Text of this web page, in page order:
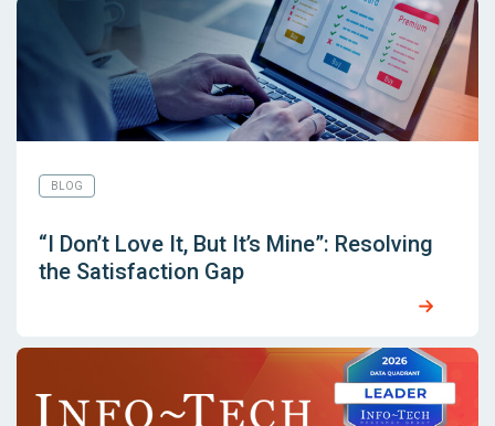
BLOG
“I Don’t Love It, But It’s Mine”: Resolving
the Satisfaction Gap